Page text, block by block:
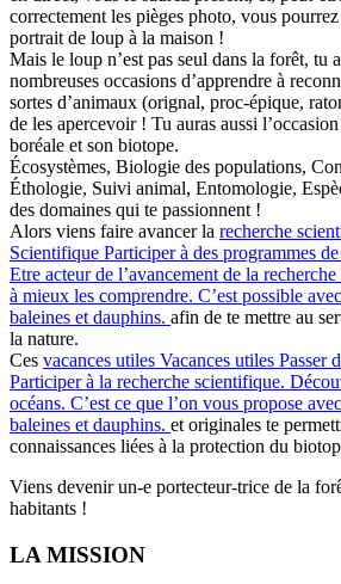
correctement les pièges photo, vous
portrait de loup à la maison !
Mais le loup n’est pas seul dans la forêt, tu
nombreuses occasions d’apprendre à
sortes d’animaux (orignal, proc-épique,
de les apercevoir ! Tu auras aussi
boréale et son biotope.
Écosystèmes, Biologie des populations,
Éthologie, Suivi animal, Entomologie,
des domaines qui te passionnent !
Alors viens faire avancer la recherche
Scientifique Participer à des programmes
Etre acteur de l’avancement de la
à mieux les comprendre. C’est possible
baleines et dauphins. afin de te mettre au
la nature.
Ces vacances utiles Vacances utiles Passer
Participer à la recherche scientifique.
océans. C’est ce que l’on vous propose
baleines et dauphins. et originales te
connaissances liées à la protection du
Viens devenir un-e portecteur-trice de la
habitants !
LA MISSION